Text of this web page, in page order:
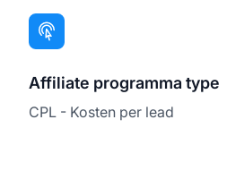
Affiliate programma type
CPL - Kosten per lead